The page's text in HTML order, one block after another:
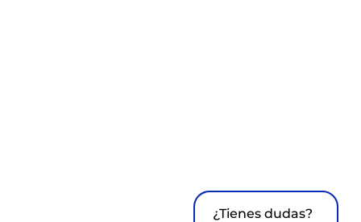
¿Tienes dudas?